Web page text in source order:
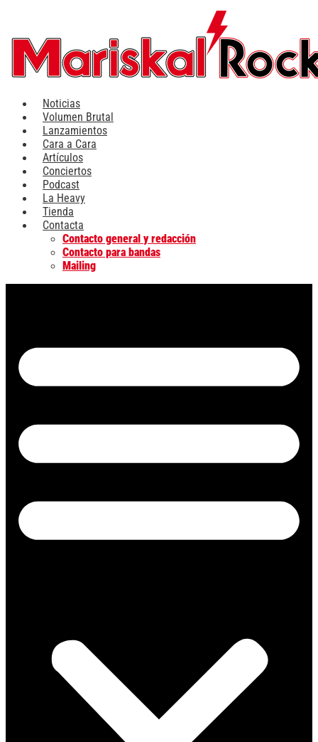
contenido
Noticias
Volumen Brutal
Lanzamientos
Cara a Cara
Artículos
Conciertos
Podcast
La Heavy
Tienda
Contacta
Contacto general y redacción
Contacto para bandas
Mailing